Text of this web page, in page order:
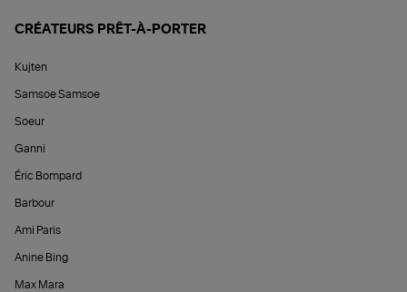
CRÉATEURS PRÊT-À-PORTER
Kujten
Samsoe Samsoe
Soeur
Ganni
Éric Bompard
Barbour
Ami Paris
Anine Bing
Max Mara